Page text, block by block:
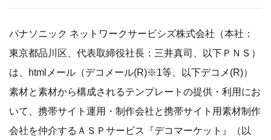
パナソニック ネットワークサービシズ株式会社（本社：
東京都品川区、代表取締役社長：三井真司、以下ＰＮＳ）
は、htmlメール（デコメール(R)※1等、以下デコメ(R)）
素材と素材から構成されるテンプレートの提供・利用にお
いて、携帯サイト運用・制作会社と携帯サイト用素材制作
会社を仲介するＡＳＰサービス『デコマーケット』（以